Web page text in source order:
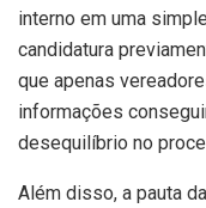
interno em uma
candidatura
que apenas
informações
desequilíbrio no
Além disso, a pauta